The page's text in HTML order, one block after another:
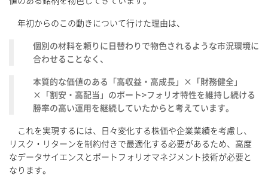
年初からのこの動きについて行けた理由は、
個別の材料を頼りに日替わりで物色されるような市況環境に
合わせることなく、
本質的な価値のある「高収益・高成長」×「財務健全」
×「割安・高配当」のポート>フォリオ特性を維持し続ける
勝率の高い運用を継続していたからと考えています。
これを実現するには、日々変化する株価や企業業績を考慮し、
リスク・リターンを制約付きで最適化する必要があるため、高度
なデータサイエンスとポートフォリオマネジメント技術が必要と
なります。